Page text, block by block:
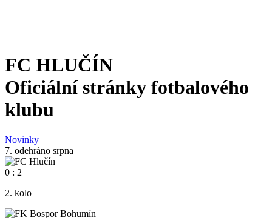
FC HLUČÍN
Oficiální stránky fotbalového
klubu
Novinky
7. odehráno srpna
0 : 2
2. kolo